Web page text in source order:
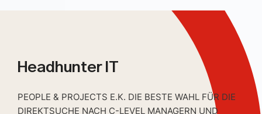
Headhunter IT
PEOPLE & PROJECTS E.K. DIE BESTE WAHL FÜR DIE
DIREKTSUCHE NACH C-LEVEL MANAGERN UND